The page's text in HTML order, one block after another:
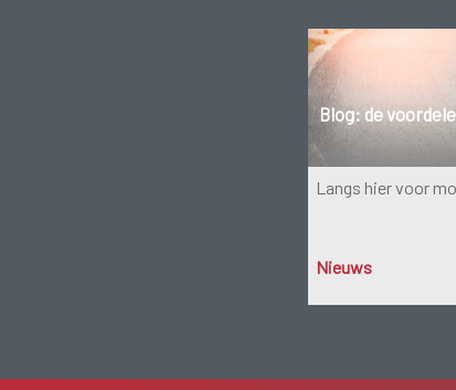
Blog: de
Langs hier voor
Nieuws